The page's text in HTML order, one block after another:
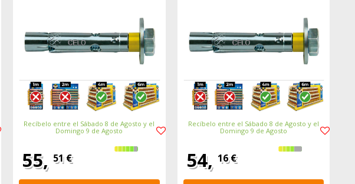
Recíbelo entre el Sábado 8 de Agosto y el
Domingo 9 de Agosto
55, 51 €
Recíbelo entre el Sábado 8 de Agosto y el
Domingo 9 de Agosto
54, 16 €